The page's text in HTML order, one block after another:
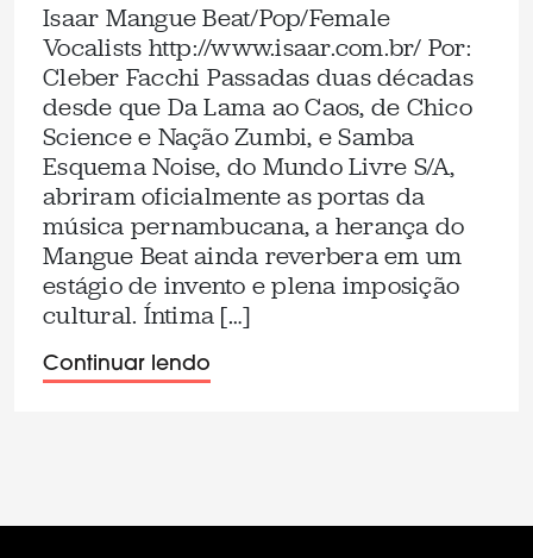
Isaar Mangue Beat/Pop/Female
Vocalists http://www.isaar.com.br/ Por:
Cleber Facchi Passadas duas décadas
desde que Da Lama ao Caos, de Chico
Science e Nação Zumbi, e Samba
Esquema Noise, do Mundo Livre S/A,
abriram oficialmente as portas da
música pernambucana, a herança do
Mangue Beat ainda reverbera em um
estágio de invento e plena imposição
cultural. Íntima […]
Continuar lendo